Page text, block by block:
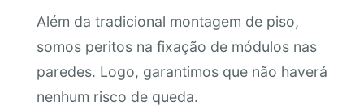
Além da tradicional montagem de piso,
somos peritos na fixação de módulos nas
paredes. Logo, garantimos que não haverá
nenhum risco de queda.